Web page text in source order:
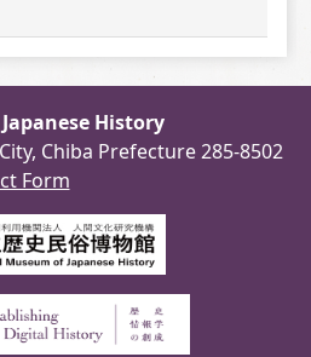
History
Chiba Prefecture 285-8502
Form